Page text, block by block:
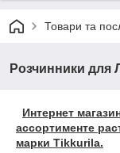
Товари та
Розчинники
Интернет
ассортименте
марки Tikkurila.